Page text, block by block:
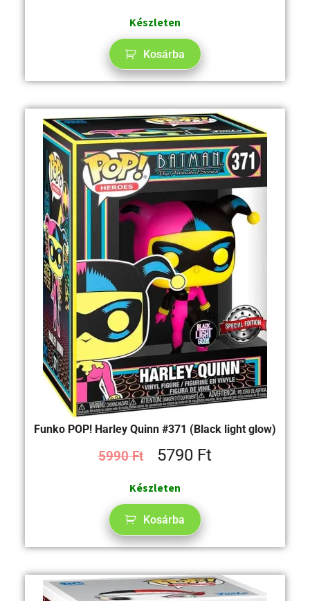
Készleten
Kosárba
Funko POP! Harley Quinn #371 (Black light glow)
5990Ft 5790 Ft
Készleten
Kosárba